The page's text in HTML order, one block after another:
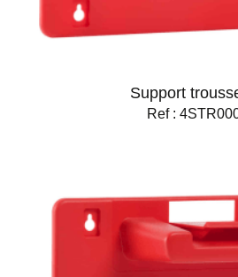
Support
Ref :